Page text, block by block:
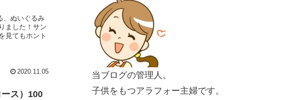
、ぬいぐるみ
ました！サン
見てもホント
2020.11.05
ス）100
当ブログの管理人。
子供をもつアラフォー主婦です。